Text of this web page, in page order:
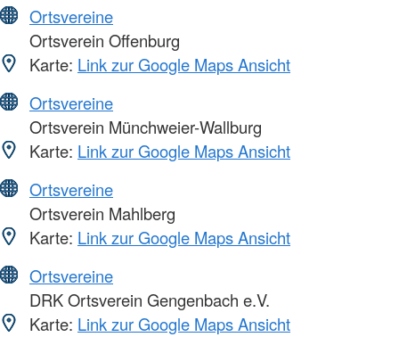
Ortsvereine
Ortsverein Offenburg
Karte: Link zur Google Maps Ansicht
Ortsvereine
Ortsverein Münchweier-Wallburg
Karte: Link zur Google Maps Ansicht
Ortsvereine
Ortsverein Mahlberg
Karte: Link zur Google Maps Ansicht
Ortsvereine
DRK Ortsverein Gengenbach e.V.
Karte: Link zur Google Maps Ansicht